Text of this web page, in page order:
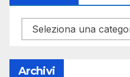
Categorie
Archivi